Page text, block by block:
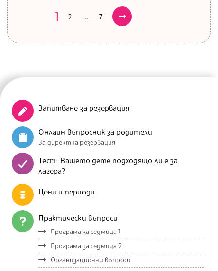
Разделяне
на
страници
1 2 … 7
Запитване за резервация
Онлайн въпросник за родители
За директна резервация
Тест: Вашето дете подходящо ли е за
лагера?
Цени и периоди
Практически въпроси
Програма за седмица 1
Програма за седмица 2
Организационни въпроси